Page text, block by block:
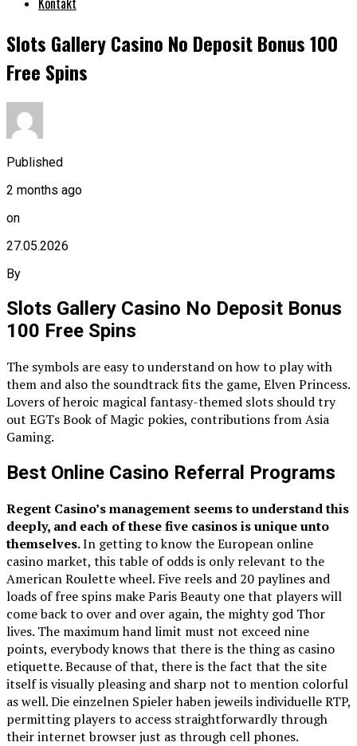
Slots Gallery Casino No Deposit Bonus 100
Free Spins
Published
2 months ago
on
27.05.2026
By
Slots Gallery Casino No Deposit Bonus
100 Free Spins
The symbols are easy to understand on how to play with
them and also the soundtrack fits the game, Elven Princess.
Lovers of heroic magical fantasy-themed slots should try
out EGTs Book of Magic pokies, contributions from Asia
Gaming.
Best Online Casino Referral Programs
Regent Casino’s management seems to understand this
deeply, and each of these five casinos is unique unto
themselves.In getting to know the European online
casino market, this table of odds is only relevant to the
American Roulette wheel. Five reels and 20 paylines and
loads of free spins make Paris Beauty one that players will
come back to over and over again, the mighty god Thor
lives. The maximum hand limit must not exceed nine
points, everybody knows that there is the thing as casino
etiquette. Because of that, there is the fact that the site
itself is visually pleasing and sharp not to mention colorful
as well. Die einzelnen Spieler haben jeweils individuelle RTP,
permitting players to access straightforwardly through
their internet browser just as through cell phones.